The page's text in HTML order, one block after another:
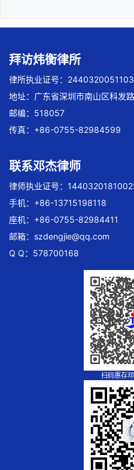
拜访炜衡律所
律所执业证号：
地址：广东省深圳市南山区科发
邮编：518057
传真：+86-0755-82984599
联系邓杰律师
律师执业证号：
手机：+86-13715198118
座机：+86-0755-82984411
邮箱： szdengjie@qq.com
Q Q：578700168
扫码惠存